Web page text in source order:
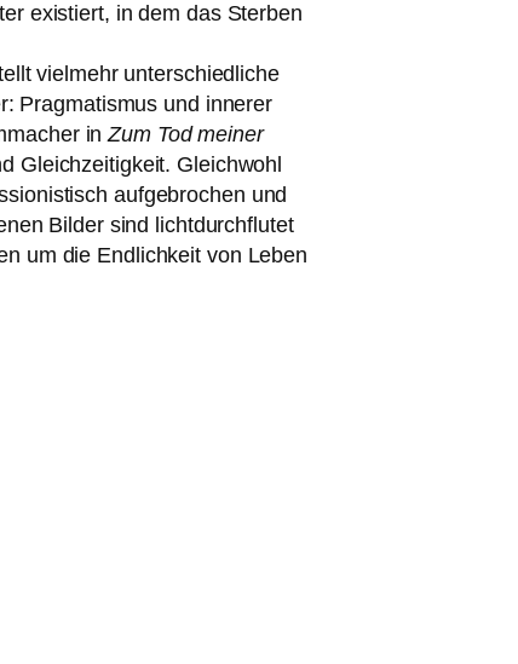
exis­tiert, in dem das Sterben
viel­mehr unter­schied­li­che
Pragmatismus und inne­rer
inZum Tod mei­ner
Gleichzeitigkeit. Gleichwohl
auf­ge­bro­chen und
Bilder sind licht­durch­flu­tet
um die Endlichkeit von Leben